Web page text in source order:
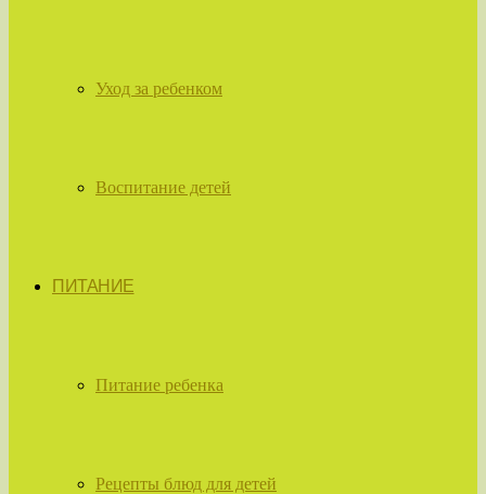
Уход за ребенком
Воспитание детей
ПИТАНИЕ
Питание ребенка
Рецепты блюд для детей